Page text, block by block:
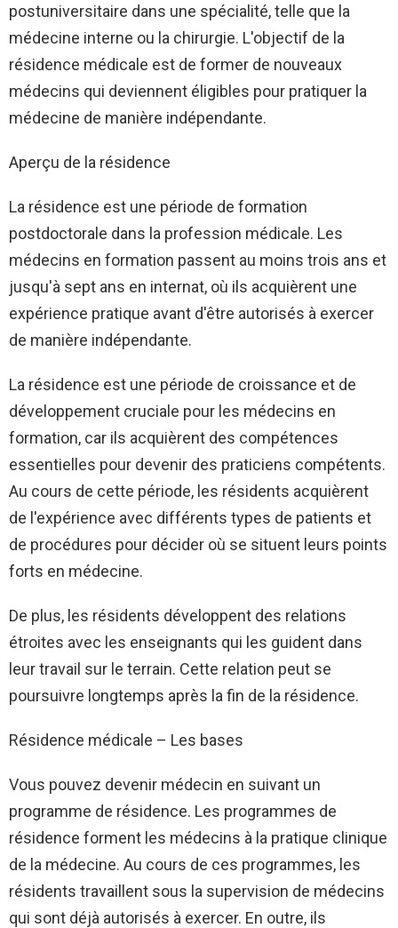
postuniversitaire dans une spécialité, telle que la
médecine interne ou la chirurgie. L'objectif de la
résidence médicale est de former de nouveaux
médecins qui deviennent éligibles pour pratiquer la
médecine de manière indépendante.
Aperçu de la résidence
La résidence est une période de formation
postdoctorale dans la profession médicale. Les
médecins en formation passent au moins trois ans et
jusqu'à sept ans en internat, où ils acquièrent une
expérience pratique avant d'être autorisés à exercer
de manière indépendante.
La résidence est une période de croissance et de
développement cruciale pour les médecins en
formation, car ils acquièrent des compétences
essentielles pour devenir des praticiens compétents.
Au cours de cette période, les résidents acquièrent
de l'expérience avec différents types de patients et
de procédures pour décider où se situent leurs points
forts en médecine.
De plus, les résidents développent des relations
étroites avec les enseignants qui les guident dans
leur travail sur le terrain. Cette relation peut se
poursuivre longtemps après la fin de la résidence.
Résidence médicale – Les bases
Vous pouvez devenir médecin en suivant un
programme de résidence. Les programmes de
résidence forment les médecins à la pratique clinique
de la médecine. Au cours de ces programmes, les
résidents travaillent sous la supervision de médecins
qui sont déjà autorisés à exercer. En outre, ils